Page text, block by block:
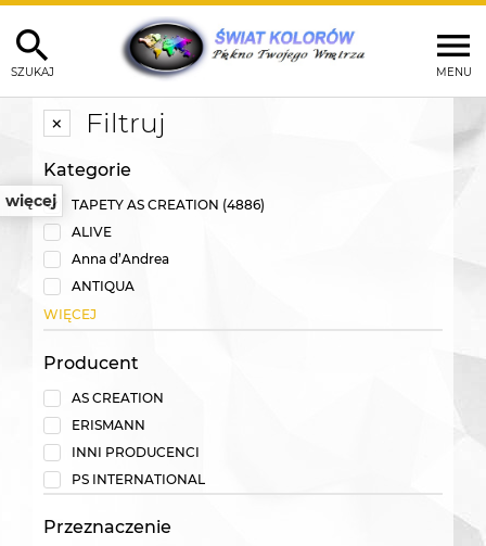
MENU
SZUKAJ
więcej
Filtruj
Kategorie
TAPETY AS CREATION (4886)
ALIVE
Anna d’Andrea
ANTIQUA
WIĘCEJ
Producent
AS CREATION
ERISMANN
INNI PRODUCENCI
PS INTERNATIONAL
Przeznaczenie